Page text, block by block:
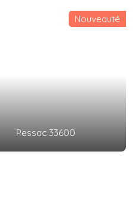
Pessac 33600
Nouveauté